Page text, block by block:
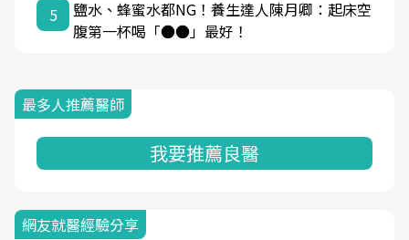
5
鹽水、蜂蜜水都NG！養生達人陳月卿：起床空
腹第一杯喝「●●」最好！
最多人推薦醫師
我要推薦良醫
網友就醫經驗分享